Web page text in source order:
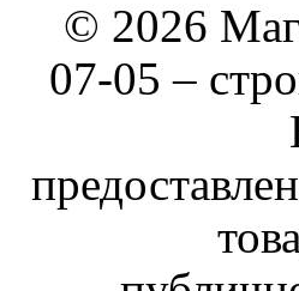
© 2026
07-05 –